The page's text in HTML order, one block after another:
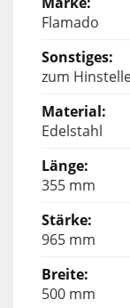
Flamado
zum
Edelstahl
355 mm
965 mm
500 mm